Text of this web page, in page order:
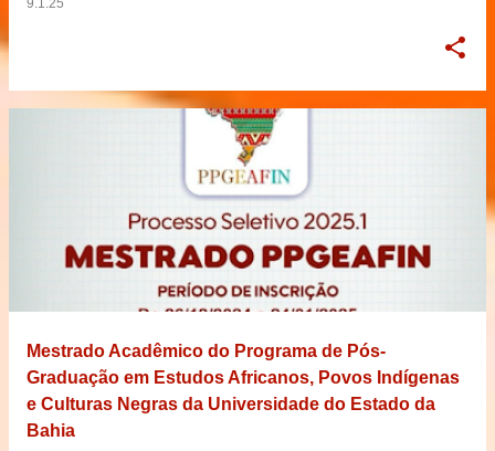
Mestrado Acadêmico do Programa de Pós-
Graduação em Estudos Africanos, Povos Indígenas
e Culturas Negras da Universidade do Estado da
Bahia